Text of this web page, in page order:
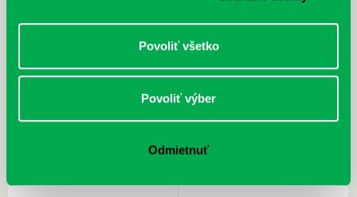
Povoliť všetko
Povoliť výber
Odmietnuť
Sprievodca po hviezdnej oblohe
kompletný sprievodca